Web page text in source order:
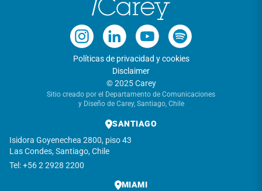
Políticas de privacidad y cookies
Disclaimer
© 2025 Carey
Sitio creado por el Departamento de Comunicaciones
y Diseño de Carey, Santiago, Chile
SANTIAGO
Isidora Goyenechea 2800, piso 43
Las Condes, Santiago, Chile
Tel: +56 2 2928 2200
MIAMI